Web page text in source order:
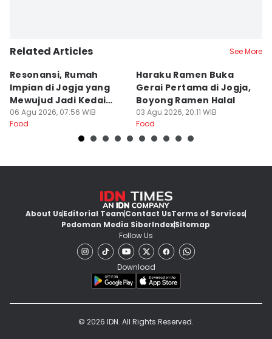
Related Articles See More
Resonansi, Rumah
Impian di Jogja yang
Mewujud Jadi Kedai
Ramen dan Burger
06 Agu 2026, 07:56 WIB
Food
Haraku Ramen Buka
Gerai Pertama di Jogja,
Boyong Ramen Halal
03 Agu 2026, 20:11 WIB
Food
About UsEditorial TeamContact UsTerms of Services
Pedoman Media SiberIndexSitemap
Follow Us
Download
© 2026 IDN. All Rights Reserved.